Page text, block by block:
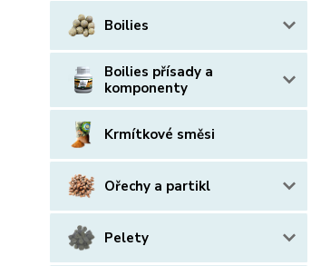
Boilies
Boilies přísady a
komponenty
Krmítkové směsi
Ořechy a partikl
Pelety